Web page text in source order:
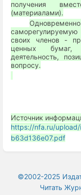
получения
(материалами).
своих членов -
ценных бумаг,
деятельность,
вопросу.
Источник
https://nfa.ru/
b63d136e07.pdf
©2002-2025
Читать